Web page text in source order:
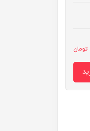
تومان